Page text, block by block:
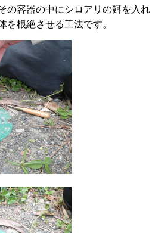
の容器の中にシロアリの餌を入れ
根絶させる工法です。